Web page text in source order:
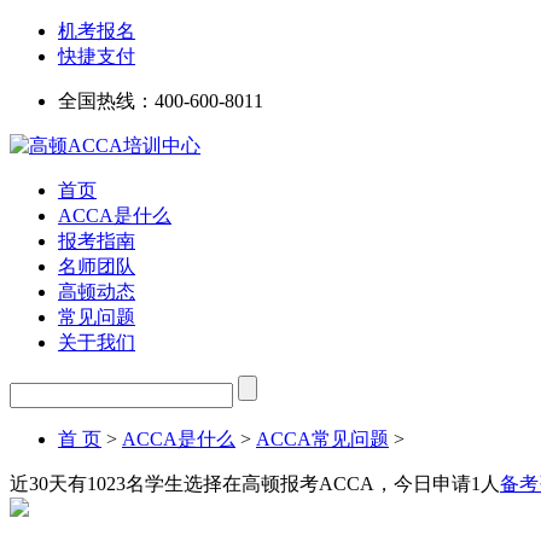
机考报名
快捷支付
全国热线： 400-600-8011
首页
ACCA是什么
报考指南
名师团队
高顿动态
常见问题
关于我们
首 页 > ACCA是什么 > ACCA常见问题 >
近30天有1023名学生选择在高顿报考ACCA，今日申请1 人 备